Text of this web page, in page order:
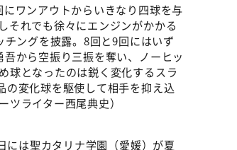
ワンアウトからいきなり四球を与
それでも徐々にエンジンがかかる
ングを披露。8回と9回にはいず
から空振り三振を奪い、ノーヒッ
球となったのは鋭く変化するスラ
の変化球を駆使して相手を抑え込
ライター西尾典史）
には聖カタリナ学園（愛媛）が夏